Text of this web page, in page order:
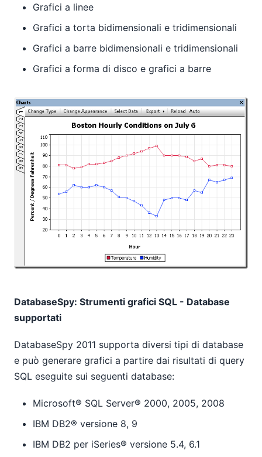
Grafici a linee
Grafici a torta bidimensionali e tridimensionali
Grafici a barre bidimensionali e tridimensionali
Grafici a forma di disco e grafici a barre
DatabaseSpy: Strumenti grafici SQL - Database
supportati
DatabaseSpy 2011 supporta diversi tipi di database
e può generare grafici a partire dai risultati di query
SQL eseguite sui seguenti database:
Microsoft® SQL Server® 2000, 2005, 2008
IBM DB2® versione 8, 9
IBM DB2 per iSeries® versione 5.4, 6.1